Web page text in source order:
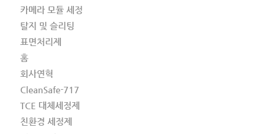
카메라 모듈 세정
탈지 및 슬리팅
표면처리제
홈
회사연혁
CleanSafe-717
TCE 대체세정제
친환경 세정제